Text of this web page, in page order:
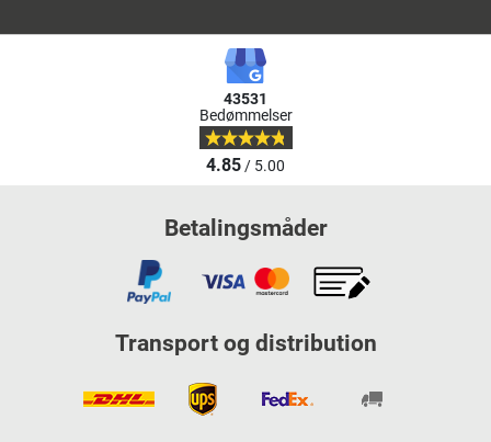
43531
Bedømmelser
4.85/ 5.00
Betalingsmåder
Transport og distribution